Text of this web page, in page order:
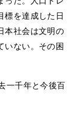
標を達成した日
本社会は文明の
いない。その困
一千年と今後百